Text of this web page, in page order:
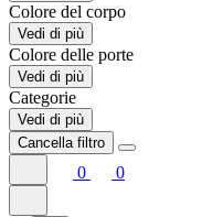
Colore del corpo
Vedi di più
Colore delle porte
Vedi di più
Categorie
Vedi di più
Cancella filtro
0 0